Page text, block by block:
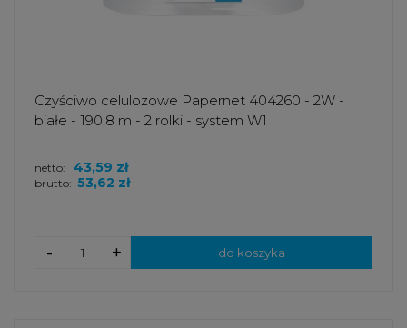
Czyściwo celulozowe Papernet 404260 - 2W -
białe - 190,8 m - 2 rolki - system W1
brutto: 53,62 zł
netto: 43,59 zł
+
- do koszyka